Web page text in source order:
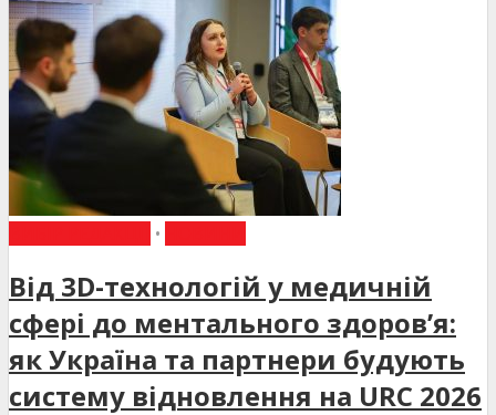
•
Від 3D-технологій у медичній
сфері до ментального здоров’я:
як Україна та партнери будують
систему відновлення на URC 2026